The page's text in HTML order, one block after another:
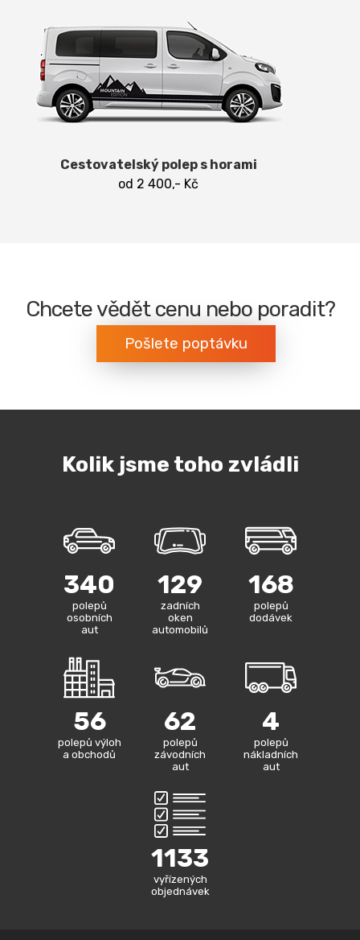
Cestovatelský polep s horami
od 2 400,- Kč
Chcete vědět cenu nebo poradit?
Pošlete poptávku
Kolik jsme toho zvládli
340
polepů
osobních
aut
129
zadních
oken
automobilů
168
polepů
dodávek
56
polepů výloh
a obchodů
62
polepů
závodních
aut
4
polepů
nákladních
aut
1133
vyřízených
objednávek